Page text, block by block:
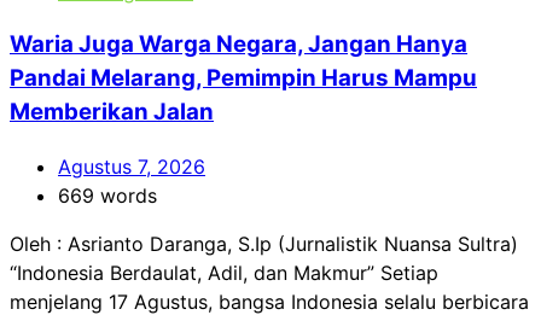
Waria Juga Warga Negara, Jangan Hanya
Pandai Melarang, Pemimpin Harus Mampu
Memberikan Jalan
Agustus 7, 2026
669 words
Oleh : Asrianto Daranga, S.Ip (Jurnalistik Nuansa Sultra)
“Indonesia Berdaulat, Adil, dan Makmur” Setiap
menjelang 17 Agustus, bangsa Indonesia selalu berbicara